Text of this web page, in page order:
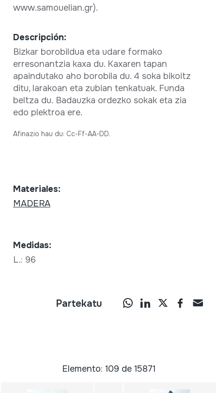
www.samouelian.gr).
Descripción:
Bizkar borobildua eta udare formako
erresonantzia kaxa du. Kaxaren tapan
apaindutako aho borobila du. 4 soka bikoitz
ditu, larakoan eta zubian tenkatuak. Funda
beltza du. Badauzka ordezko sokak eta zia
edo plektroa ere.
Afinazio hau du: Cc-Ff-AA-DD.
Materiales:
MADERA
Medidas:
L.: 96
Partekatu
Elemento: 109 de 15871